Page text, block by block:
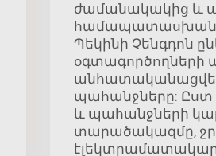
ժամանակակից և
Պեկինի Չենգդոն
օգտագործողների
պահանջները: Ըստ
և պահանջների
տարածակազմը,